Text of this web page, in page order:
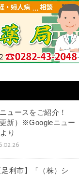
ュースをご紹介！
更新）※Googleニュー
り
足利市】「（株）シ